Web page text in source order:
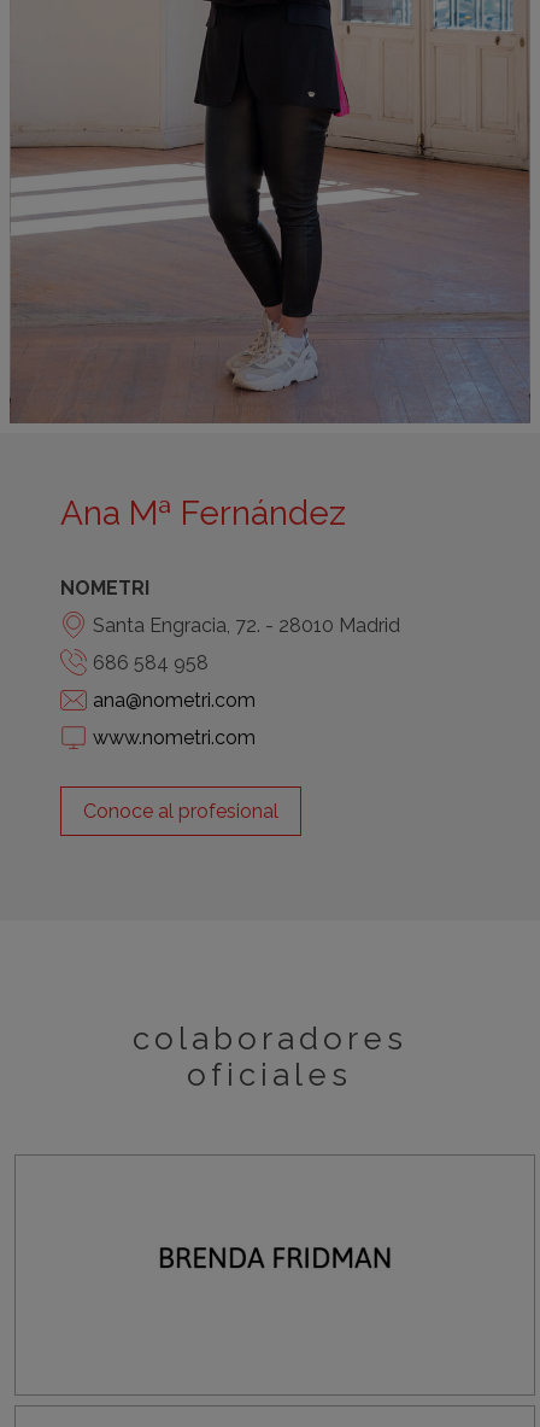
Ana Mª Fernández
NOMETRI
Santa Engracia, 72. - 28010 Madrid
686 584 958
ana@nometri.com
www.nometri.com
Conoce al profesional
colaboradores
oficiales